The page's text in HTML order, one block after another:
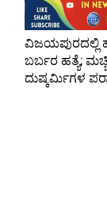
ವಿಜಯಪುರದಲ್ಲಿ
ಬರ್ಬರ ಹತ್ಯೆ;
ದುಷ್ಕರ್ಮಿಗಳ